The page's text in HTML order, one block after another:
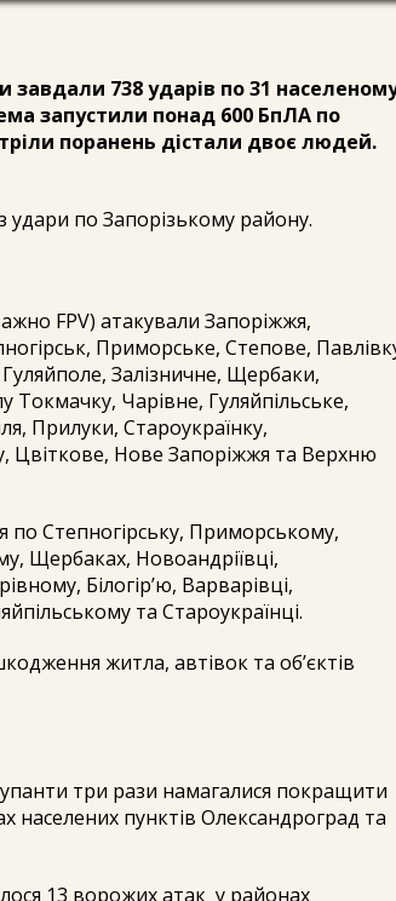
738 ударів по 31
запустили понад 600 БпЛА по
поранень дістали двоє людей.
по Запорізькому району.
FPV) атакували Запоріжжя,
Приморське, Степове,
Залізничне, Щербаки,
Токмачку, Чарівне, Гуляйпільське,
Прилуки, Староукраїнку,
Цвіткове, Нове Запоріжжя та Верхню
по Степногірську, Приморському,
Щербаках, Новоандріївці,
Білогір’ю, Варварівці,
та Староукраїнці.
житла, автівок та об’єктів
три рази намагалися покращити
пунктів Олександроград та
13 ворожих атак у районах